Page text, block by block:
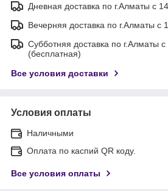
Дневная доставка по г.Алматы с
Вечерняя доставка по г.Алматы с
Субботняя доставка по г.Алматы
(бесплатная)
Все условия доставки
Условия оплаты
Наличными
Оплата по каспий QR коду.
Все условия оплаты